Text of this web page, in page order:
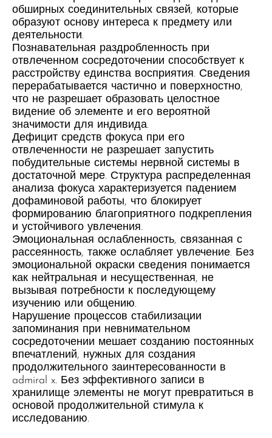
обширных соединительных связей, которые
образуют основу интереса к предмету или
деятельности.
Познавательная раздробленность при
отвлеченном сосредоточении способствует к
расстройству единства восприятия. Сведения
перерабатывается частично и поверхностно,
что не разрешает образовать целостное
видение об элементе и его вероятной
значимости для индивида.
Дефицит средств фокуса при его
отвлеченности не разрешает запустить
побудительные системы нервной системы в
достаточной мере. Структура распределенная
анализа фокуса характеризуется падением
дофаминовой работы, что блокирует
формированию благоприятного подкрепления
и устойчивого увлечения.
Эмоциональная ослабленность, связанная с
рассеянность, также ослабляет увлечение. Без
эмоциональной окраски сведения понимается
как нейтральная и несущественная, не
вызывая потребности к последующему
изучению или общению.
Нарушение процессов стабилизации
запоминания при невнимательном
сосредоточении мешает созданию постоянных
впечатлений, нужных для создания
продолжительного заинтересованности в
admiral x. Без эффективного записи в
хранилище элементы не могут превратиться в
основой продолжительной стимула к
исследованию.